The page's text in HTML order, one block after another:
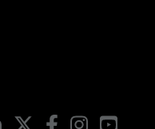
LinkedIn FacebookInstagram